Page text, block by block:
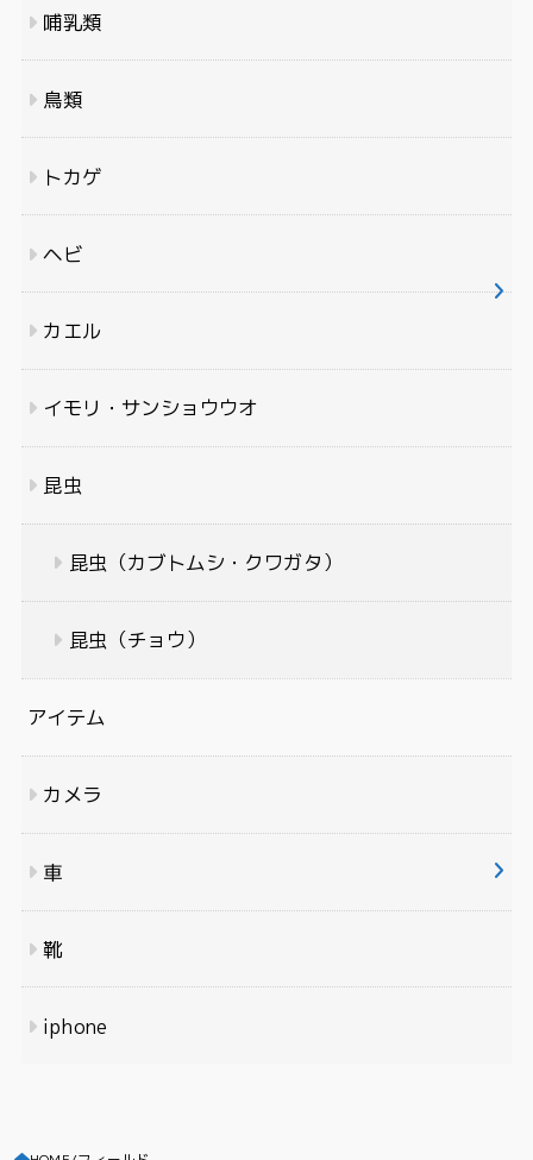
哺乳類
鳥類
トカゲ
ヘビ
カエル
イモリ・サンショウウオ
昆虫
昆虫（カブトムシ・クワガタ）
昆虫（チョウ）
アイテム
カメラ
車
靴
iphone